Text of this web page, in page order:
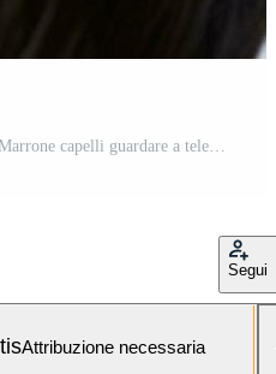
ai generato giovane donna con Marrone capelli guardare a telecamera generato di ai Foto Gratuita
Segui
Attribuzione necessaria